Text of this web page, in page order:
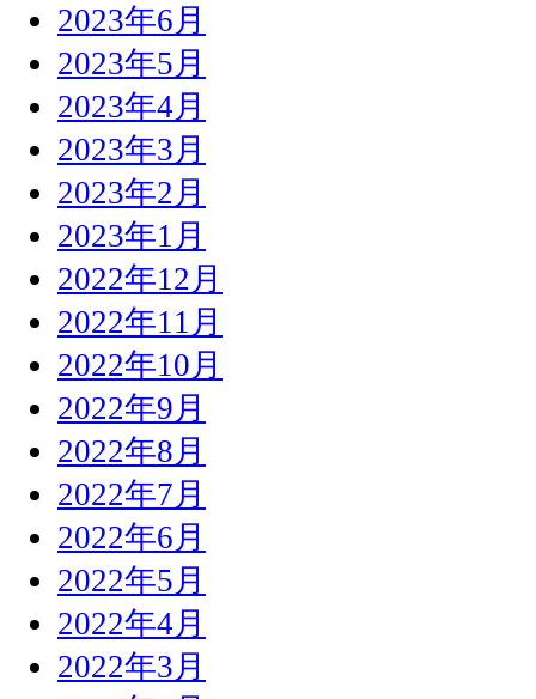
2023年6月
2023年5月
2023年4月
2023年3月
2023年2月
2023年1月
2022年12月
2022年11月
2022年10月
2022年9月
2022年8月
2022年7月
2022年6月
2022年5月
2022年4月
2022年3月